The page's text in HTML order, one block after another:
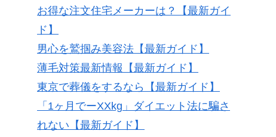
お得な注文住宅メーカーは？【最新ガイ
ド】
男心を鷲掴み美容法【最新ガイド】
薄毛対策最新情報【最新ガイド】
東京で葬儀をするなら【最新ガイド】
「1ヶ月でーXXkg」ダイエット法に騙さ
れない【最新ガイド】